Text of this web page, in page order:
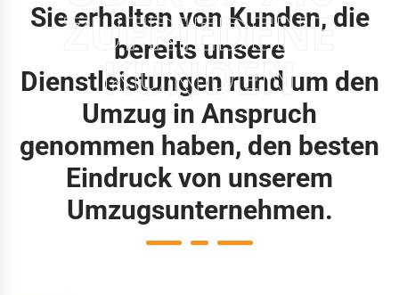
ZUFRIEDENE
KUNDEN
Sie erhalten von Kunden, die
bereits unsere
Dienstleistungen rund um den
Umzug in Anspruch
genommen haben, den besten
Eindruck von unserem
Umzugsunternehmen.